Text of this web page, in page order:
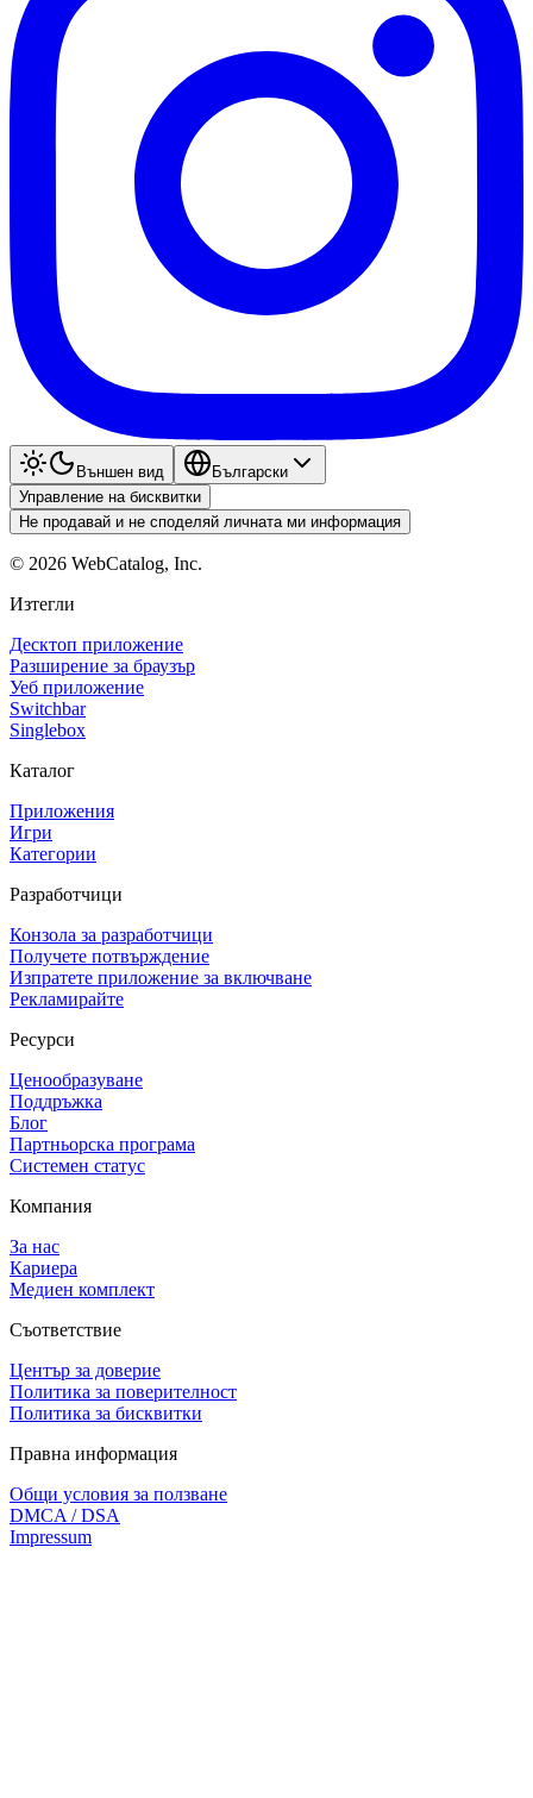
Външен вид
Български
Управление на бисквитки
Не продавай и не споделяй личната ми информация
© 2026 WebCatalog, Inc.
Изтегли
Десктоп приложение
Разширение за браузър
Уеб приложение
Switchbar
Singlebox
Каталог
Приложения
Игри
Категории
Разработчици
Конзола за разработчици
Получете потвърждение
Изпратете приложение за включване
Рекламирайте
Ресурси
Ценообразуване
Поддръжка
Блог
Партньорска програма
Системен статус
Компания
За нас
Кариера
Медиен комплект
Съответствие
Център за доверие
Политика за поверителност
Политика за бисквитки
Правна информация
Общи условия за ползване
DMCA / DSA
Impressum